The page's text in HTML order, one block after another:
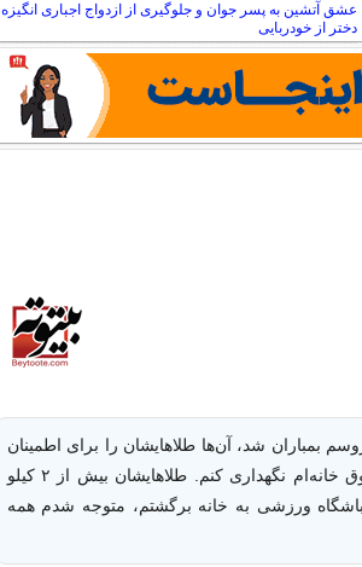
عشق آتشین به پسر جوان و جلوگیری از ازدواج اجباری انگیزه
دختر از خودربایی
بمباران شد، آن‌ها طلاهایشان را برای اطمینان
بیشتر به من سپردند تا در گاوصندوق خانه‌ام نگهداری کنم. طلاهایشان بیش از ۲ کیلو
ورزشی به خانه برگشتم، متوجه شدم همه